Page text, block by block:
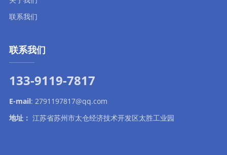
联系我们
联系我们
133-9119-7817
E-mail: 2791197817@qq.com
地址： 江苏省苏州市太仓经济技术开发区太胜工业园